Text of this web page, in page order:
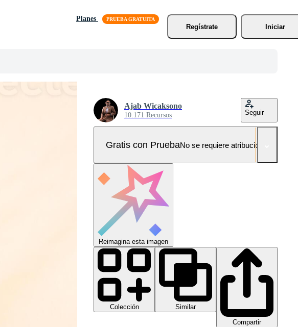
Planes
Regístrate
Iniciar
Ajab Wicaksono
10.171 Recursos Seguir
Gratis con PruebaNo se requiere atribución!
Reimagina esta imagen
Colección
Similar
Compartir